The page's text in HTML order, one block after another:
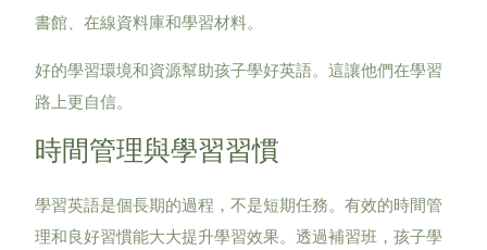
書館、在線資料庫和學習材料。
好的學習環境和資源幫助孩子學好英語。這讓他們在學習
路上更自信。
時間管理與學習習慣
學習英語是個長期的過程，不是短期任務。有效的時間管
理和良好習慣能大大提升學習效果。透過補習班，孩子學